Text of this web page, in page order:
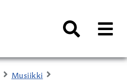
AVAA
Musiikki